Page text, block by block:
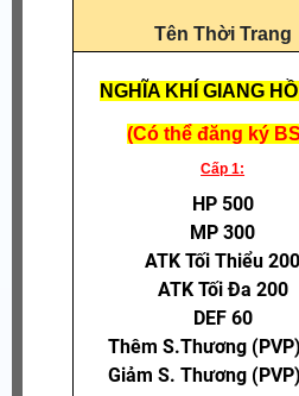
Tên Thời Trang
NGHĨA KHÍ GIANG
(Có thể đăng ký
Cấp 1:
HP 500
MP 300
ATK Tối Thiểu 200
ATK Tối Đa 200
DEF 60
Thêm S.Thương
Giảm S. Thương